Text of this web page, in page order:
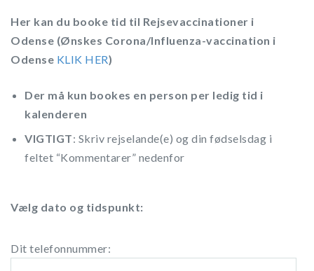
Her kan du booke tid til Rejsevaccinationer i
Odense (Ønskes Corona/Influenza-vaccination i
Odense KLIK HER)
Der må kun bookes en person per ledig tid i
kalenderen
VIGTIGT: Skriv rejselande(e) og din fødselsdag i
feltet “Kommentarer” nedenfor
Vælg dato og tidspunkt:
Dit telefonnummer: